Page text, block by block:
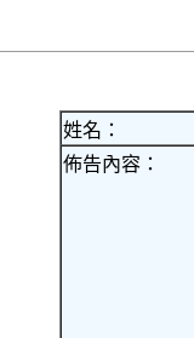
姓名：
佈告內容：